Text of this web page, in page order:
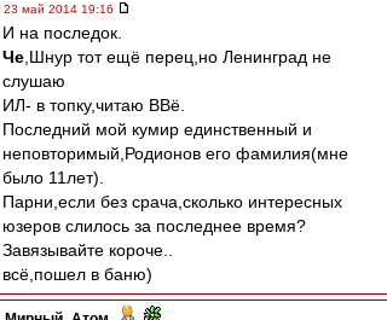
23 май 2014 19:16
И на последок.
Че ,Шнур тот ещё перец,но Ленинград не
слушаю
ИЛ- в топку,читаю ВВё.
Последний мой кумир единственный и
неповторимый,Родионов его фамилия(мне
было 11лет).
Парни,если без срача,сколько интересных
юзеров слилось за последнее время?
Завязывайте короче..
всё,пошел в баню)